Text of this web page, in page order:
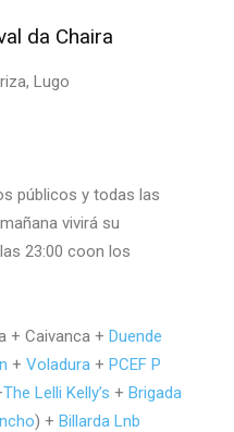
da Chaira
Lugo
públicos y todas las
vivirá su
23:00 coon los
+ Caivanca + Duende
+ Voladura + PCEF P
The Lelli Kelly’s + Brigada
) + Billarda Lnb